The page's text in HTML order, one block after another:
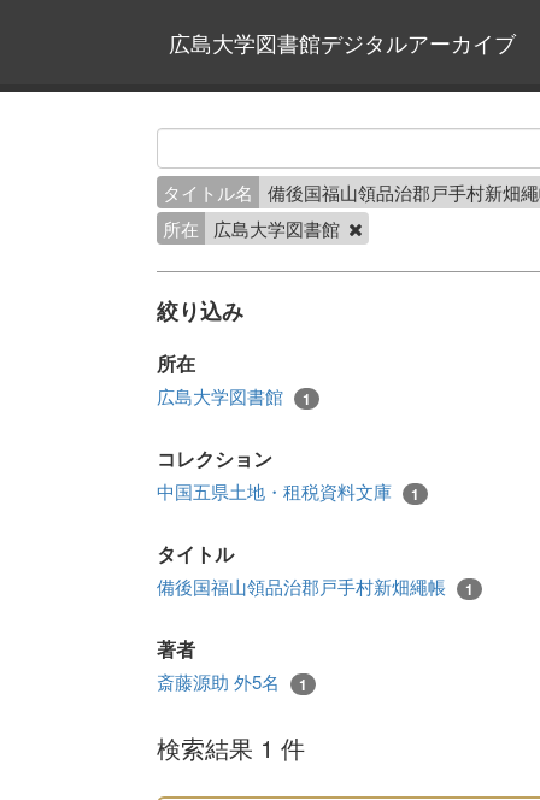
広島大学図書館デジタルアーカイブ
タイトル名
備後国福山領品治郡戸手村新畑
所在
広島大学図書館
絞り込み
所在
広島大学図書館 1
コレクション
中国五県土地・租税資料文庫 1
タイトル
備後国福山領品治郡戸手村新畑繩帳 1
著者
斎藤源助 外5名 1
検索結果 1 件